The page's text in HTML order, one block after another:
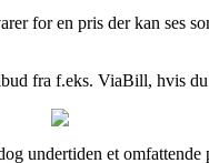
for en pris der kan ses
fra f.eks. ViaBill, hvis
undertiden et omfattende